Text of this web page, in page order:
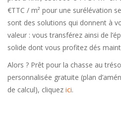
€TTC / m² pour une surélévation
sont des solutions qui donnent à
valeur : vous transférez ainsi de
solide dont vous profitez dés
Alors ? Prêt pour la chasse au
personnalisée gratuite (plan
de calcul), cliquez ici.